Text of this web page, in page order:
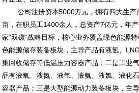
公司注册资本5000万元，拥有四大生
亩，在职员工1400余人，总资产7亿元，年
家“双碳”战略目标，核心业务覆盖绿色能源
色能源储存装备板块，主导产品有液氢、
集回收储存等低温压力容器产品；二是工业
品有液氧、液氮、液氩、液氨、液氯、液化
容器产品；三是大型能源动力装备板块，主